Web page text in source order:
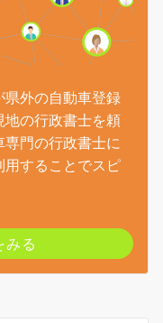
県外の自動車登録
地の行政書士を頼
門の行政書士に
用することでスピ
みる